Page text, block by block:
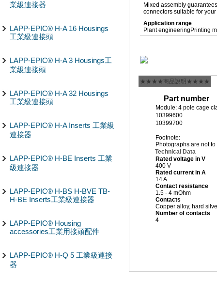
業級連接器
LAPP-EPIC® H-A 16 Housings
工業級連接頭
LAPP-EPIC® H-A 3 Housings工
業級連接頭
LAPP-EPIC® H-A 32 Housings
工業級連接頭
LAPP-EPIC® H-A Inserts 工業級
連接器
LAPP-EPIC® H-BE Inserts 工業
級連接器
LAPP-EPIC® H-BS H-BVE TB-
H-BE Inserts工業級連接器
LAPP-EPIC® Housing
accessories工業用接頭配件
LAPP-EPIC® H-Q 5 工業級連接
器
Mixed assembly
connectors suitable for
Application range
Plant engineering Printing
★★★★商品說明★★★★
Part number
Module: 4 pole cage
10399600
10399700
Footnote:
Photographs are not
Technical Data
Rated voltage in V
400 V
Rated current in A
14 A
Contact resistance
1.5 - 4 mOhm
Contacts
Copper alloy, hard
Number of contacts
4